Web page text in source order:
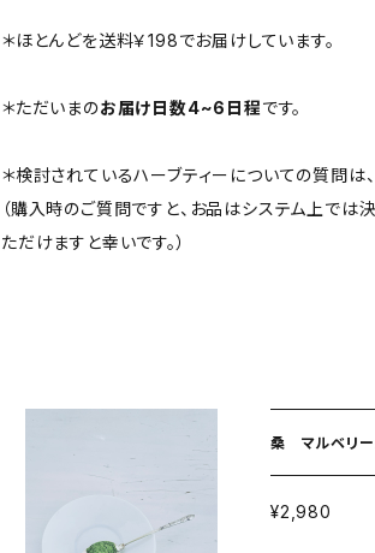
＊ほとんどを送料￥198でお届けしています。
＊ただいまのお届け日数4~6日程です。
＊検討されているハーブティーについての質問は
（購入時のご質問ですと、お品はシステム上では
ただけますと幸いです。）
桑 マルベリ
¥2,980